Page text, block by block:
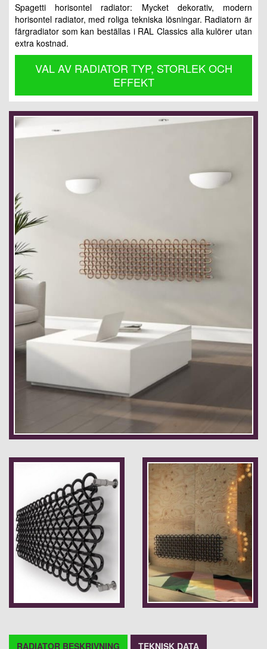
Spagetti horisontel radiator: Mycket dekorativ, modern
horisontel radiator, med roliga tekniska lösningar. Radiatorn är
färgradiator som kan beställas i RAL Classics alla kulörer utan
extra kostnad.
VAL AV RADIATOR TYP, STORLEK OCH
EFFEKT
RADIATOR BESKRIVNING
TEKNISK DATA